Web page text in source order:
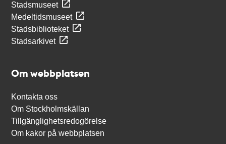
Stadsmuseet
Medeltidsmuseet
Stadsbiblioteket
Stadsarkivet
Om webbplatsen
Kontakta oss
Om Stockholmskällan
Tillgänglighetsredogörelse
Om kakor på webbplatsen